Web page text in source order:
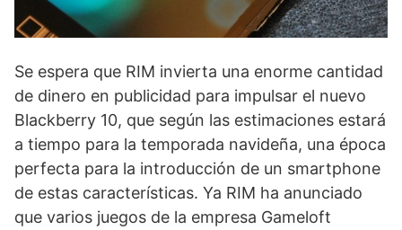
Se espera que RIM invierta una enorme cantidad
de dinero en publicidad para impulsar el nuevo
Blackberry 10, que según las estimaciones estará
a tiempo para la temporada navideña, una época
perfecta para la introducción de un smartphone
de estas características. Ya RIM ha anunciado
que varios juegos de la empresa Gameloft